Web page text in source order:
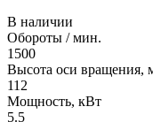
В наличии
Обороты / мин.
1500
Высота оси вращения,
112
Мощность, кВт
5.5